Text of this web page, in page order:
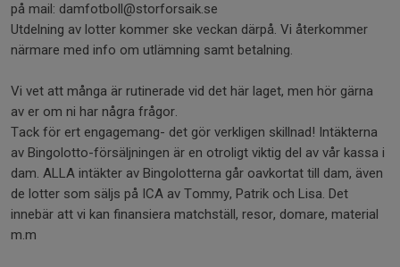
på mail: damfotboll@storforsaik.se
Utdelning av lotter kommer ske veckan därpå. Vi återkommer
närmare med info om utlämning samt betalning.
Vi vet att många är rutinerade vid det här laget, men hör gärna
av er om ni har några frågor.
Tack för ert engagemang- det gör verkligen skillnad! Intäkterna
av Bingolotto-försäljningen är en otroligt viktig del av vår kassa i
dam. ALLA intäkter av Bingolotterna går oavkortat till dam, även
de lotter som säljs på ICA av Tommy, Patrik och Lisa. Det
innebär att vi kan finansiera matchställ, resor, domare, material
m.m